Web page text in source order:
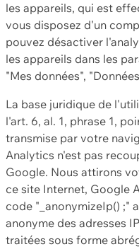
les appareils, qui est
vous disposez d'un
pouvez désactiver
les appareils dans les
"Mes données",
La base juridique de
l'art. 6, al. 1, phrase 1,
transmise par votre
Analytics n'est pas
Google. Nous attirons
ce site Internet, Google
code "_anonymizeIp() ;"
anonyme des adresses
traitées sous forme